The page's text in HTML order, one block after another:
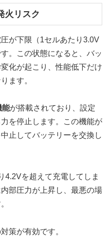
火リスク
が下限（1セルあたり3.0V
。この状態になると、バッ
化が起こり、性能低下だけ
ます。
能が搭載されており、設定
を停止します。この機能が
止してバッテリーを交換し
4.2Vを超えて充電してしま
部圧力が上昇し、最悪の場
策が有効です。